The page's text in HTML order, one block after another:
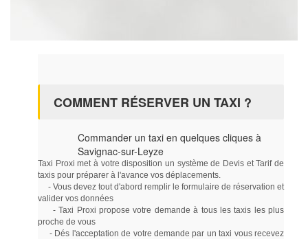
COMMENT RÉSERVER UN TAXI ?
Commander un taxi en quelques cliques à
Savignac-sur-Leyze
Taxi Proxi met à votre disposition un système de Devis et Tarif de
taxis pour préparer à l'avance vos déplacements.
- Vous devez tout d'abord remplir le formulaire de réservation et
valider vos données
- Taxi Proxi propose votre demande à tous les taxis les plus
proche de vous
- Dés l'acceptation de votre demande par un taxi vous recevez